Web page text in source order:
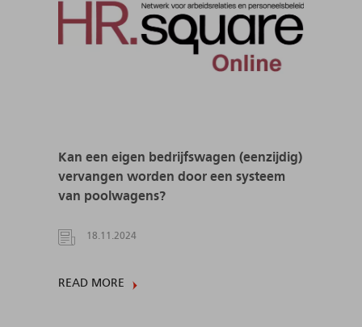
Kan een eigen bedrijfswagen (eenzijdig)
vervangen worden door een systeem
van poolwagens?
18.11.2024
READ MORE